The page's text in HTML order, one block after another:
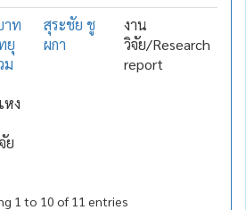
าท
ยุ
ม
หง
ย
สุระชัย ชู
ผกา
งาน
วิจัย/Research
report
1 to 10 of 11 entries